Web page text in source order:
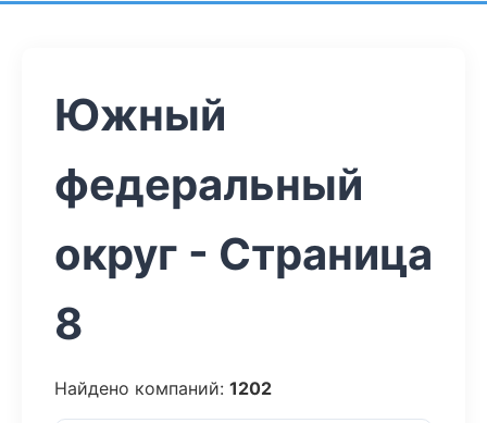
Южный
федеральный
округ - Страница
8
Найдено компаний: 1202